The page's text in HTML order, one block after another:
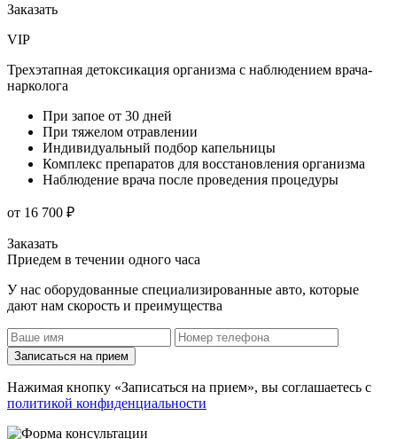
Заказать
VIP
Трехэтапная детоксикация организма с наблюдением врача-
нарколога
При запое от 30 дней
При тяжелом отравлении
Индивидуальный подбор капельницы
Комплекс препаратов для восстановления организма
Наблюдение врача после проведения процедуры
от 16 700 ₽
Заказать
Приедем в течении одного часа
У нас оборудованные специализированные авто, которые
дают нам скорость и преимущества
Записаться на прием
Нажимая кнопку «Записаться на прием», вы соглашаетесь с
политикой конфиденциальности